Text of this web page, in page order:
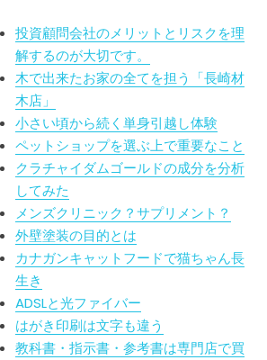
投資顧問会社のメリットとリスクを理
解するのが大切です。
木で出来たお家の全てを担う「長崎材
木店」
小さい頃から続く単身引越し体験
ペットショップを選ぶ上で重要なこと
クラチャイダムゴールドの成分を分析
してみた
メンズクリニック？サプリメント？
外壁塗装の目的とは
カナガンキャットフードで猫ちゃん長
生き
ADSLと光ファイバー
はがき印刷は文字も違う
教科書・指示書・参考書は専門店で買